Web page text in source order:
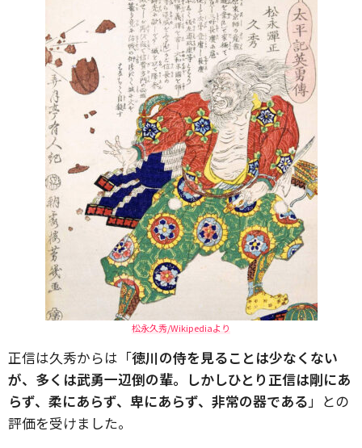
松永久秀/Wikipediaより
正信は久秀からは「徳川の侍を見ることは少なくない
が、多くは武勇一辺倒の輩。しかしひとり正信は剛にあ
らず、柔にあらず、卑にあらず、非常の器である」との
評価を受けました。